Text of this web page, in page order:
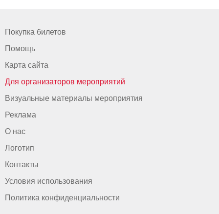
Покупка билетов
Помощь
Карта сайта
Для организаторов мероприятий
Визуальные материалы мероприятия
Реклама
О нас
Логотип
Контакты
Условия использования
Политика конфиденциальности